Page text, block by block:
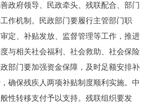
政府领导、民政牵头、残联配合、部门
作机制。民政部门要履行主管部门职
定、补贴发放、监督管理等工作，推进
与相关社会福利、社会救助、社会保险
部门要加强资金保障，及时足额安排补
确保残疾人两项补贴制度顺利实施。中
性转移支付予以支持。残联组织要发